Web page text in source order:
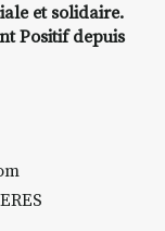
et solidaire.
Positif depuis